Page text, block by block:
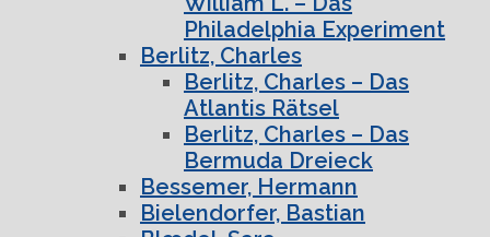
Philadelphia Experiment
Berlitz, Charles
Berlitz, Charles – Das
Atlantis Rätsel
Berlitz, Charles – Das
Bermuda Dreieck
Bessemer, Hermann
Bielendorfer, Bastian